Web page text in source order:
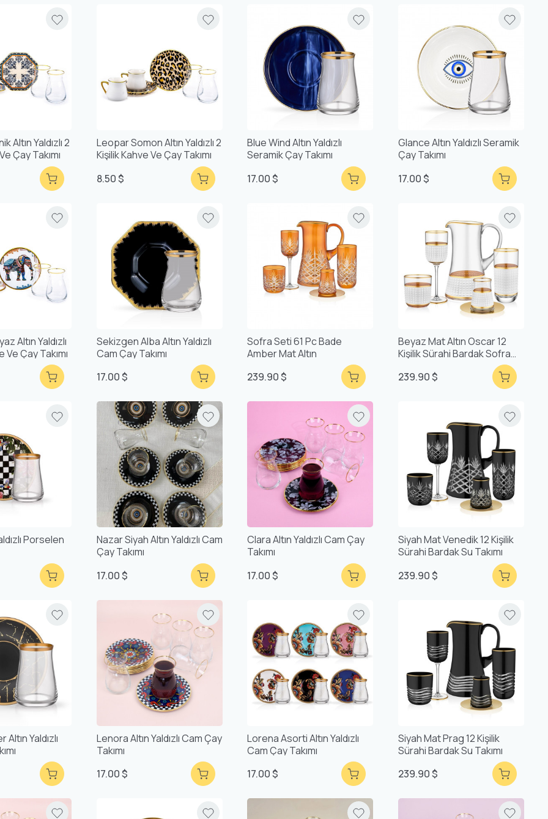
Altın Yaldızlı 2
Çay Takımı
Leopar Somon Altın Yaldızlı 2
Kişilik Kahve Ve Çay Takımı
8.50 $
Blue Wind Altın Yaldızlı
Seramik Çay Takımı
17.00 $
Glance Altın Yaldızlı Seramik
Çay Takımı
17.00 $
Altın Yaldızlı
Ve Çay Takımı
Sekizgen Alba Altın Yaldızlı
Cam Çay Takımı
17.00 $
Sofra Seti 61 Pc Bade
Amber Mat Altın
239.90 $
Beyaz Mat Altın Oscar 12
Kişilik Sürahi Bardak Sofra
Takımı - 61 Parça Su Takımı
239.90 $
Porselen
Nazar Siyah Altın Yaldızlı Cam
Çay Takımı
17.00 $
Clara Altın Yaldızlı Cam Çay
Takımı
17.00 $
Siyah Mat Venedik 12 Kişilik
Sürahi Bardak Su Takımı
239.90 $
Yaldızlı
Lenora Altın Yaldızlı Cam Çay
Takımı
17.00 $
Lorena Asorti Altın Yaldızlı
Cam Çay Takımı
17.00 $
Siyah Mat Prag 12 Kişilik
Sürahi Bardak Su Takımı
239.90 $